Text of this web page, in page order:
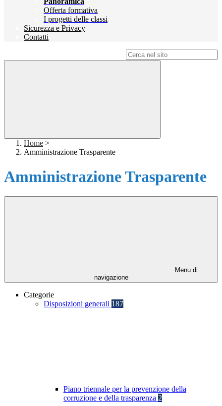
Offerta formativa
I progetti delle classi
Sicurezza e Privacy
Contatti
Home >
Amministrazione Trasparente
Amministrazione Trasparente
Menu di
navigazione
Categorie
Disposizioni generali 187
Piano triennale per la prevenzione della
corruzione e della trasparenza 2